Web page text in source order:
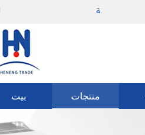
يمكنه المشاركة
بيت منتجات